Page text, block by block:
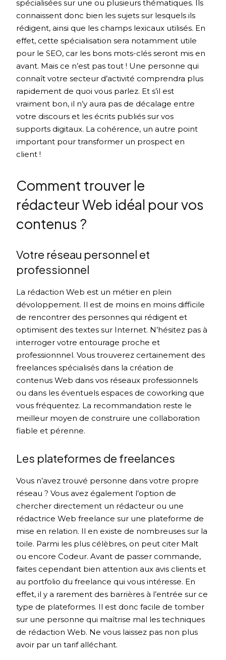
spécialisées sur une ou plusieurs thématiques. Ils
connaissent donc bien les sujets sur lesquels ils
rédigent, ainsi que les champs lexicaux utilisés. En
effet, cette spécialisation sera notamment utile
pour le SEO, car les bons mots-clés seront mis en
avant. Mais ce n’est pas tout ! Une personne qui
connaît votre secteur d’activité comprendra plus
rapidement de quoi vous parlez. Et s’il est
vraiment bon, il n’y aura pas de décalage entre
votre discours et les écrits publiés sur vos
supports digitaux. La cohérence, un autre point
important pour transformer un prospect en
client !
Comment trouver le
rédacteur Web idéal pour vos
contenus ?
Votre réseau personnel et
professionnel
La rédaction Web est un métier en plein
dévoloppement. Il est de moins en moins difficile
de rencontrer des personnes qui rédigent et
optimisent des textes sur Internet. N’hésitez pas à
interroger votre entourage proche et
professionnnel. Vous trouverez certainement des
freelances spécialisés dans la création de
contenus Web dans vos réseaux professionnels
ou dans les éventuels espaces de coworking que
vous fréquentez. La recommandation reste le
meilleur moyen de construire une collaboration
fiable et pérenne.
Les plateformes de freelances
Vous n’avez trouvé personne dans votre propre
réseau ? Vous avez également l’option de
chercher directement un rédacteur ou une
rédactrice Web freelance sur une plateforme de
mise en relation. Il en existe de nombreuses sur la
toile. Parmi les plus célèbres, on peut citer Malt
ou encore Codeur. Avant de passer commande,
faites cependant bien attention aux avis clients et
au portfolio du freelance qui vous intéresse. En
effet, il y a rarement des barrières à l’entrée sur ce
type de plateformes. Il est donc facile de tomber
sur une personne qui maîtrise mal les techniques
de rédaction Web. Ne vous laissez pas non plus
avoir par un tarif alléchant.